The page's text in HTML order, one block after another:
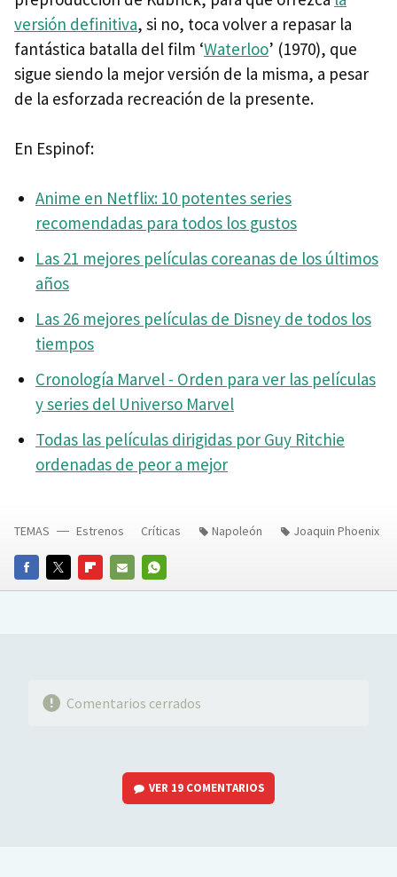
versión definitiva, si no, toca volver a repasar la
fantástica batalla del film ‘Waterloo’ (1970), que
sigue siendo la mejor versión de la misma, a pesar
de la esforzada recreación de la presente.
En Espinof:
Anime en Netflix: 10 potentes series
recomendadas para todos los gustos
Las 21 mejores películas coreanas de los últimos
años
Las 26 mejores películas de Disney de todos los
tiempos
Cronología Marvel - Orden para ver las películas
y series del Universo Marvel
Todas las películas dirigidas por Guy Ritchie
ordenadas de peor a mejor
FACEBOOKTWITTERFLIPBOARD
E-
WHATSAPP
TEMAS Estrenos Críticas Napoleón Joaquin Phoenix
Comentarios cerrados
VER 19 COMENTARIOS